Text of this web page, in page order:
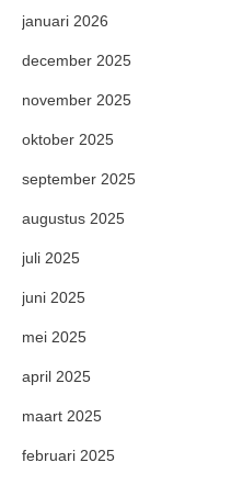
januari 2026
december 2025
november 2025
oktober 2025
september 2025
augustus 2025
juli 2025
juni 2025
mei 2025
april 2025
maart 2025
februari 2025